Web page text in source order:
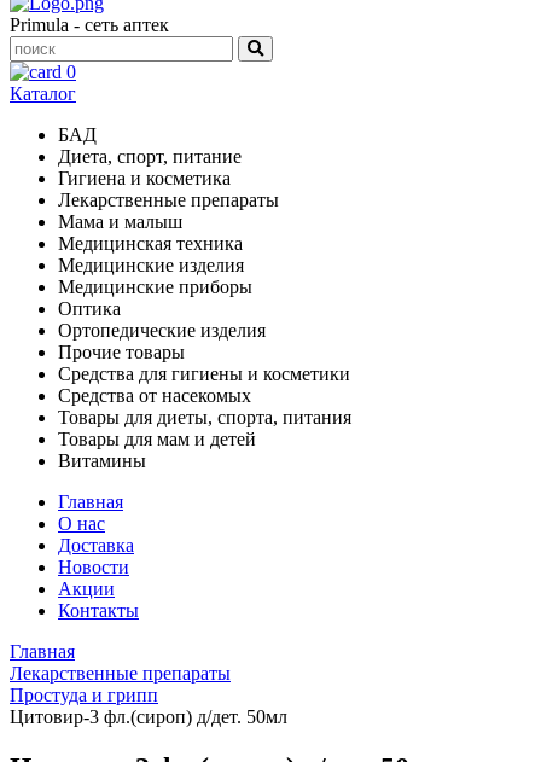
Primula - сеть аптек
0
Каталог
БАД
Диета, спорт, питание
Гигиена и косметика
Лекарственные препараты
Мама и малыш
Медицинская техника
Медицинские изделия
Медицинские приборы
Оптика
Ортопедические изделия
Прочие товары
Средства для гигиены и косметики
Средства от насекомых
Товары для диеты, спорта, питания
Товары для мам и детей
Витамины
Главная
О нас
Доставка
Новости
Акции
Контакты
Главная
Лекарственные препараты
Простуда и грипп
Цитовир-3 фл.(сироп) д/дет. 50мл